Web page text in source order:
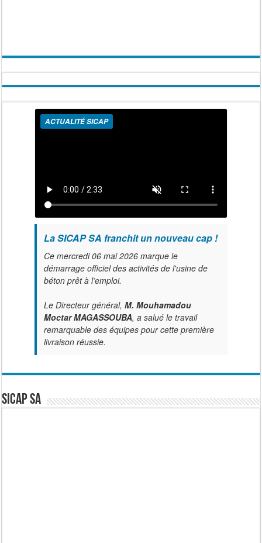
ACTUALITÉ SICAP
La SICAP SA franchit un nouveau cap !
Ce mercredi 06 mai 2026 marque le
démarrage officiel des activités de l'usine de
béton prêt à l’emploi.
Le Directeur général, M. Mouhamadou
Moctar MAGASSOUBA, a salué le travail
remarquable des équipes pour cette première
livraison réussie.
SICAP SA